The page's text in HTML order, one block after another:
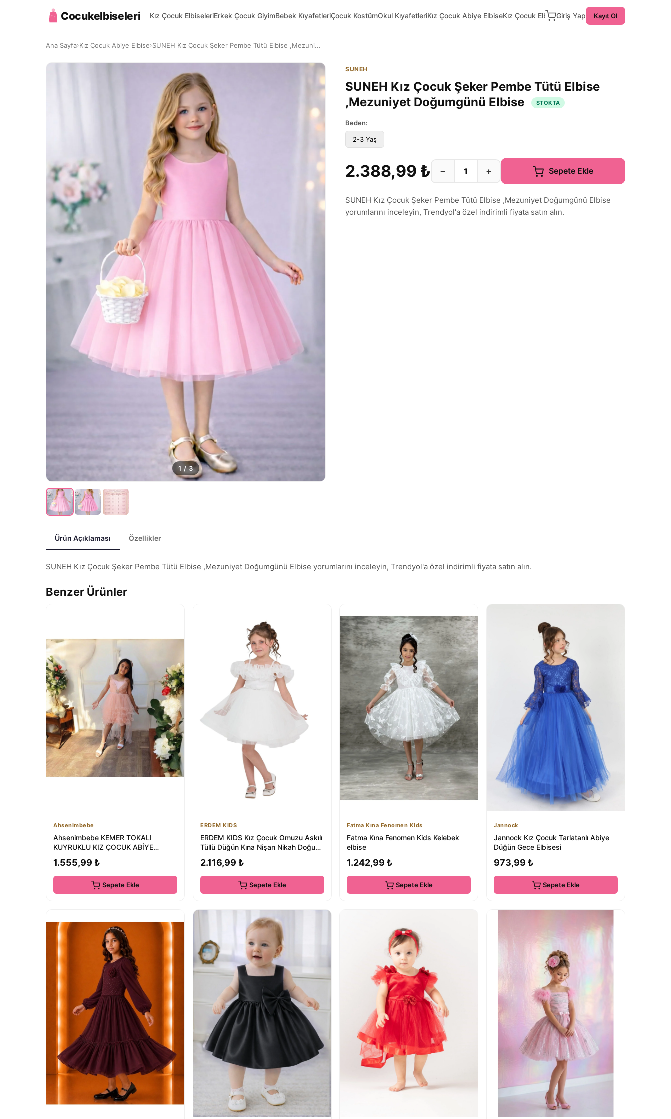
Cocukelbiseleri Kız Çocuk ElbiseleriErkek Çocuk GiyimBebek KıyafetleriÇocuk KostümOkul KıyafetleriKız Çocuk Abiye ElbiseKız Çocuk ElbiseGiriş Yap Kayıt Ol
Ana Sayfa›Kız Çocuk Abiye Elbise›SUNEH Kız Çocuk Şeker Pembe Tütü Elbise ,Mezuni...
1 /3
SUNEH
SUNEH Kız Çocuk Şeker Pembe Tütü Elbise
,Mezuniyet Doğumgünü Elbise
STOKTA
Beden:
2-3 Yaş
2.388,99 ₺ − + Sepete Ekle
SUNEH Kız Çocuk Şeker Pembe Tütü Elbise ,Mezuniyet Doğumgünü Elbise
yorumlarını inceleyin, Trendyol'a özel indirimli fiyata satın alın.
Ürün Açıklaması Özellikler
SUNEH Kız Çocuk Şeker Pembe Tütü Elbise ,Mezuniyet Doğumgünü Elbise yorumlarını inceleyin, Trendyol'a özel indirimli fiyata satın alın.
Benzer Ürünler
Ahsenimbebe
Ahsenimbebe KEMER TOKALI
KUYRUKLU KIZ ÇOCUK ABİYE
1.555,99 ₺
Sepete Ekle
ERDEM KIDS
ERDEM KIDS Kız Çocuk Omuzu Askılı
Tüllü Düğün Kına Nişan Nikah Doğum
2.116,99 ₺
Sepete Ekle
Fatma Kına Fenomen Kids
Fatma Kına Fenomen Kids Kelebek
elbise
1.242,99 ₺
Sepete Ekle
Jannock
Jannock Kız Çocuk Tarlatanlı Abiye
Düğün Gece Elbisesi
973,99 ₺
Sepete Ekle